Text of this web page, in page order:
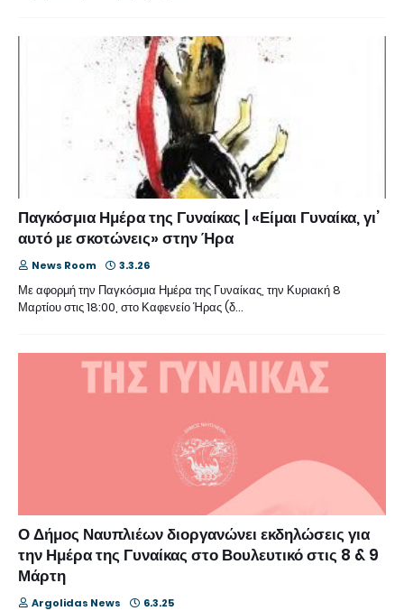
Παγκόσμια Ημέρα της Γυναίκας | «Είμαι Γυναίκα, γι’
αυτό με σκοτώνεις» στην Ήρα
News Room 3.3.26
Με αφορμή την Παγκόσμια Ημέρα της Γυναίκας, την Κυριακή 8
Μαρτίου στις 18:00, στο Καφενείο Ήρας (δ…
Ο Δήμος Ναυπλιέων διοργανώνει εκδηλώσεις για
την Ημέρα της Γυναίκας στο Βουλευτικό στις 8 & 9
Μάρτη
Argolidas News 6.3.25